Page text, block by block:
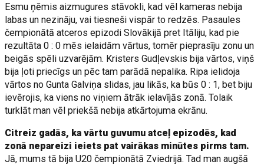
Esmu ņēmis aizmugures stāvokli, kad vēl kameras nebija
labas un nezināju, vai tiesneši vispār to redzēs. Pasaules
čempionātā atceros epizodi Slovākijā pret Itāliju, kad pie
rezultāta 0 : 0 mēs ielaidām vārtus, tomēr pieprasīju zonu un
beigās spēli uzvarējām. Kristers Gudļevskis bija vārtos, viņš
bija ļoti priecīgs un pēc tam parādā nepalika. Ripa ielidoja
vārtos no Gunta Galviņa slidas, jau likās, ka būs 0 : 1, bet biju
ievērojis, ka viens no viņiem ātrāk ielavījās zonā. Tolaik
turklāt man vēl priekšā nebija atkārtojuma ekrānu.
Citreiz gadās, ka vārtu guvumu atceļ epizodēs, kad
zonā nepareizi ieiets pat vairākas minūtes pirms tam.
Jā, mums tā bija U20 čempionātā Zviedrijā. Tad man augšā